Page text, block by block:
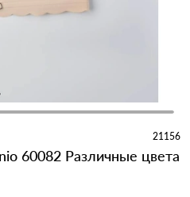
21156
​​60082 Различные цвета